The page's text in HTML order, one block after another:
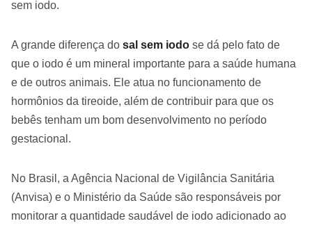
sem iodo.
A grande diferença do sal sem iodo se dá pelo fato de
que o iodo é um mineral importante para a saúde humana
e de outros animais. Ele atua no funcionamento de
hormônios da tireoide, além de contribuir para que os
bebês tenham um bom desenvolvimento no período
gestacional.
No Brasil, a Agência Nacional de Vigilância Sanitária
(Anvisa) e o Ministério da Saúde são responsáveis por
monitorar a quantidade saudável de iodo adicionado ao